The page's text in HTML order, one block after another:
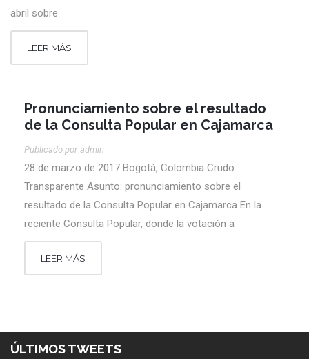
abril sobre
LEER MÁS
Pronunciamiento sobre el resultado
de la Consulta Popular en Cajamarca
Publicado por Admin
28 de marzo de 2017 Bogotá, Colombia Crudo
Transparente Asunto: pronunciamiento sobre el
resultado de la Consulta Popular en Cajamarca En la
reciente Consulta Popular, donde la votación a
LEER MÁS
ÚLTIMOS TWEETS